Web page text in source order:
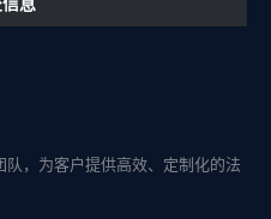
，为客户提供高效、定制化的法